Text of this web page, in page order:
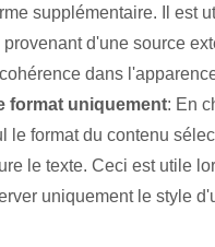
supplémentaire. Il est
d'une source
dans
format uniquement: En
le format du contenu
le texte. Ceci est utile
uniquement le style